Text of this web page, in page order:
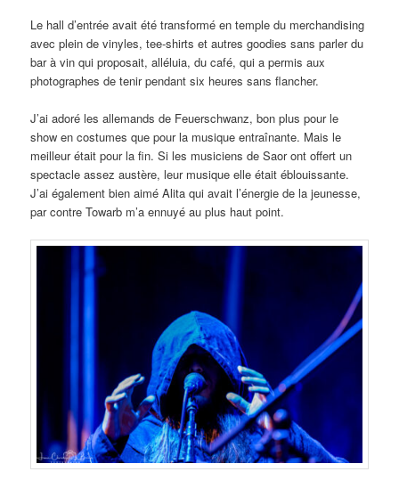
Le hall d’entrée avait été transformé en temple du merchandising
avec plein de vinyles, tee-shirts et autres goodies sans parler du
bar à vin qui proposait, alléluia, du café, qui a permis aux
photographes de tenir pendant six heures sans flancher.
J’ai adoré les allemands de Feuerschwanz, bon plus pour le
show en costumes que pour la musique entraînante. Mais le
meilleur était pour la fin. Si les musiciens de Saor ont offert un
spectacle assez austère, leur musique elle était éblouissante.
J’ai également bien aimé Alita qui avait l’énergie de la jeunesse,
par contre Towarb m’a ennuyé au plus haut point.